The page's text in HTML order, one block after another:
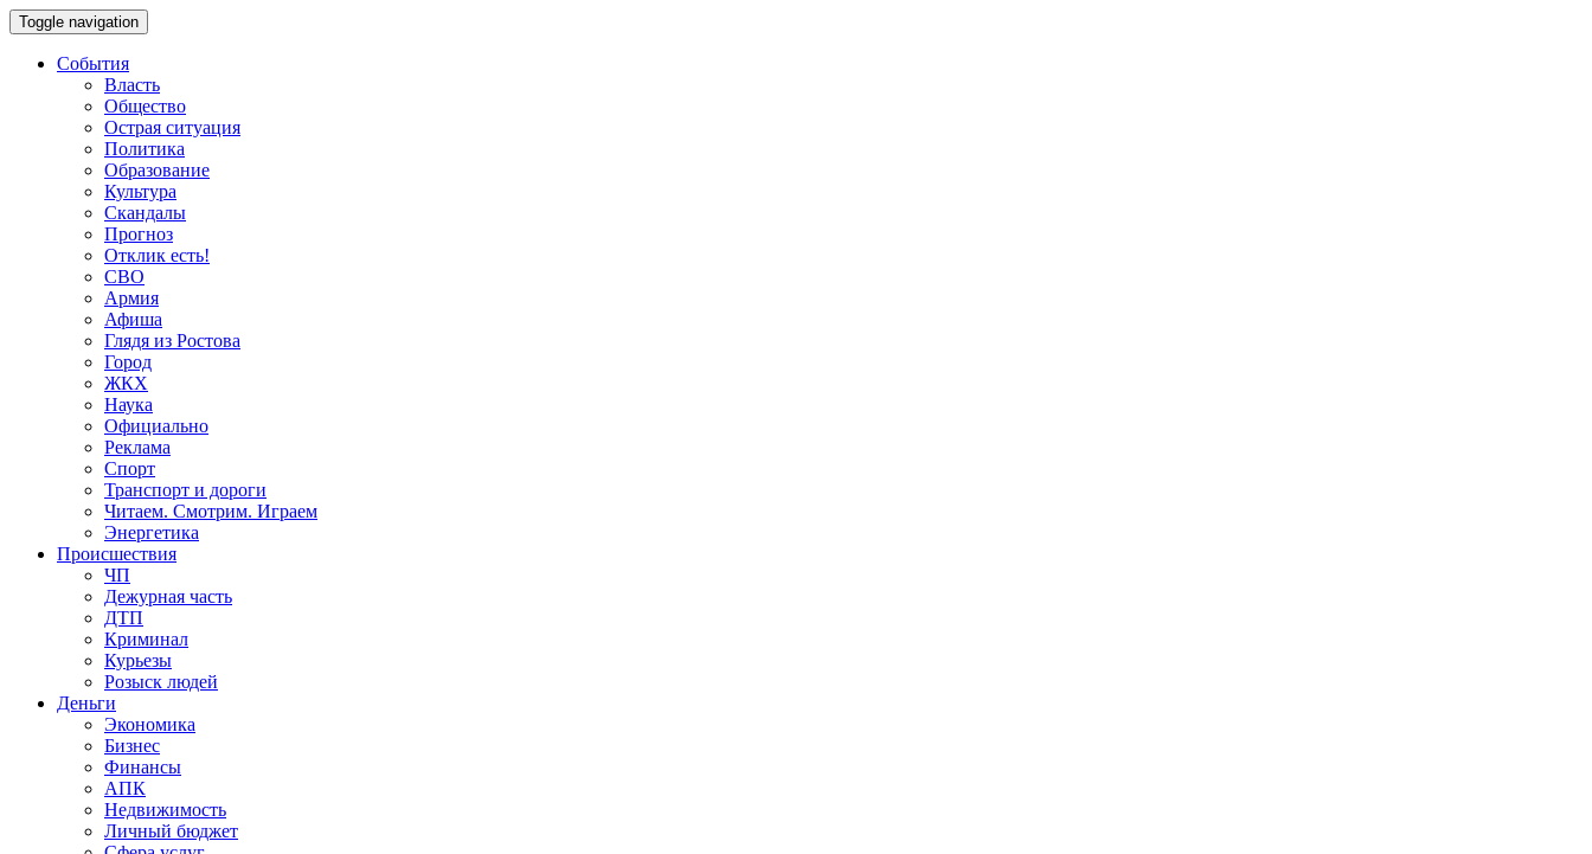
Toggle navigation
События
Власть
Общество
Острая ситуация
Политика
Образование
Культура
Скандалы
Прогноз
Отклик есть!
СВО
Армия
Афиша
Глядя из Ростова
Город
ЖКХ
Наука
Официально
Реклама
Спорт
Транспорт и дороги
Читаем. Смотрим. Играем
Энергетика
Происшествия
ЧП
Дежурная часть
ДТП
Криминал
Курьезы
Розыск людей
Деньги
Экономика
Бизнес
Финансы
АПК
Недвижимость
Личный бюджет